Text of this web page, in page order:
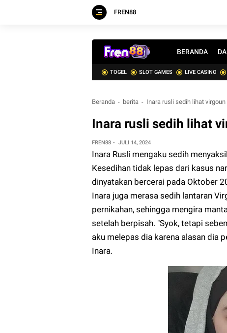
FREN88
BERANDA
TOGEL SLOT GAMES LIVE CASINO
Beranda berita Inara rusli sedih lihat
Inara rusli sedih lihat
FREN88 JULI 14, 2024
Inara Rusli mengaku sedih
Kesedihan tidak lepas dari kasus
dinyatakan bercerai pada Oktober
Inara juga merasa sedih lantaran
pernikahan, sehingga mengira
setelah berpisah. "Syok, tetapi
aku melepas dia karena alasan dia
Inara.